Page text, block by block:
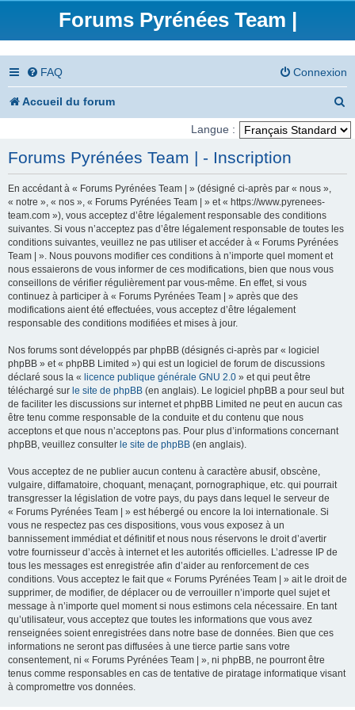
Forums Pyrénées Team |
FAQ Connexion
Accueil du forum
e
h
Langue :
Forums Pyrénées Team | - Inscription
En accédant à « Forums Pyrénées Team | » (désigné ci-après par « nous »,
« notre », « nos », « Forums Pyrénées Team | » et « https://www.pyrenees-
team.com »), vous acceptez d’être légalement responsable des conditions
suivantes. Si vous n’acceptez pas d’être légalement responsable de toutes les
conditions suivantes, veuillez ne pas utiliser et accéder à « Forums Pyrénées
Team | ». Nous pouvons modifier ces conditions à n’importe quel moment et
nous essaierons de vous informer de ces modifications, bien que nous vous
conseillons de vérifier régulièrement par vous-même. En effet, si vous
continuez à participer à « Forums Pyrénées Team | » après que des
modifications aient été effectuées, vous acceptez d’être légalement
responsable des conditions modifiées et mises à jour.
Nos forums sont développés par phpBB (désignés ci-après par « logiciel
phpBB » et « phpBB Limited ») qui est un logiciel de forum de discussions
déclaré sous la « licence publique générale GNU 2.0 » et qui peut être
téléchargé sur le site de phpBB (en anglais). Le logiciel phpBB a pour seul but
de faciliter les discussions sur internet et phpBB Limited ne peut en aucun cas
être tenu comme responsable de la conduite et du contenu que nous
acceptons et que nous n’acceptons pas. Pour plus d’informations concernant
phpBB, veuillez consulter le site de phpBB (en anglais).
Vous acceptez de ne publier aucun contenu à caractère abusif, obscène,
vulgaire, diffamatoire, choquant, menaçant, pornographique, etc. qui pourrait
transgresser la législation de votre pays, du pays dans lequel le serveur de
« Forums Pyrénées Team | » est hébergé ou encore la loi internationale. Si
vous ne respectez pas ces dispositions, vous vous exposez à un
bannissement immédiat et définitif et nous nous réservons le droit d’avertir
votre fournisseur d’accès à internet et les autorités officielles. L’adresse IP de
tous les messages est enregistrée afin d’aider au renforcement de ces
conditions. Vous acceptez le fait que « Forums Pyrénées Team | » ait le droit de
supprimer, de modifier, de déplacer ou de verrouiller n’importe quel sujet et
message à n’importe quel moment si nous estimons cela nécessaire. En tant
qu’utilisateur, vous acceptez que toutes les informations que vous avez
renseignées soient enregistrées dans notre base de données. Bien que ces
informations ne seront pas diffusées à une tierce partie sans votre
consentement, ni « Forums Pyrénées Team | », ni phpBB, ne pourront être
tenus comme responsables en cas de tentative de piratage informatique visant
à compromettre vos données.